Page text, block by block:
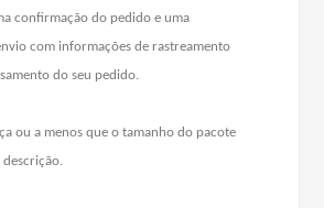
confirmação do pedido e uma
com informações de rastreamento
do seu pedido.
ou a menos que o tamanho do pacote
descrição.